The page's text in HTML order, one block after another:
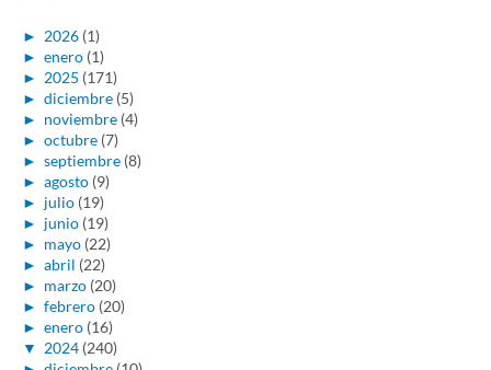
► 2026 (1)
► enero (1)
► 2025 (171)
► diciembre (5)
► noviembre (4)
► octubre (7)
► septiembre (8)
► agosto (9)
► julio (19)
► junio (19)
► mayo (22)
► abril (22)
► marzo (20)
► febrero (20)
► enero (16)
▼ 2024 (240)